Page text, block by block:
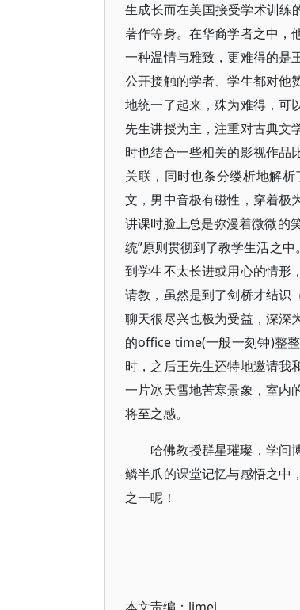
生成长而在美国接受学术训练
著作等身。在华裔学者之中，
一种温情与雅致，更难得的是
公开接触的学者、学生都对他
地统一了起来，殊为难得，可
先生讲授为主，注重对古典文
时也结合一些相关的影视作品
关联，同时也条分缕析地解
文，男中音极有磁性，穿着极
讲课时脸上总是弥漫着微微的
统”原则贯彻到了教学生活之
到学生不太长进或用心的情形
请教，虽然是到了剑桥才结识
聊天很尽兴也极为受益，深深
的office time(一般一刻钟)整
时，之后王先生还特地邀请我
一片冰天雪地苦寒景象，室内
将至之感。
哈佛教授群星璀璨，学问
鳞半爪的课堂记忆与感悟之中
之一呢！